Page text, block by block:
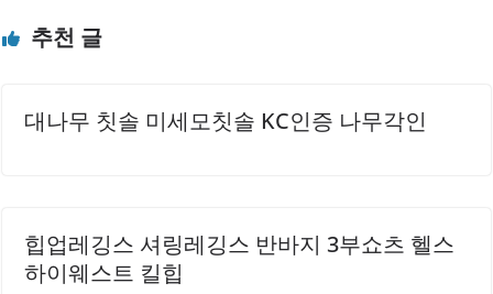
니다. 성분이 안전하여 민감한 피부를 가진 아이들도 안심하
고 사용할 수 있습니다.또한, 다양한 향이 있어 아이의 취향에
블이 발생하지 않아..
추천 글
대나무 칫솔 미세모칫솔 KC인증 나무각인
힙업레깅스 셔링레깅스 반바지 3부쇼츠 헬스
하이웨스트 킬힙